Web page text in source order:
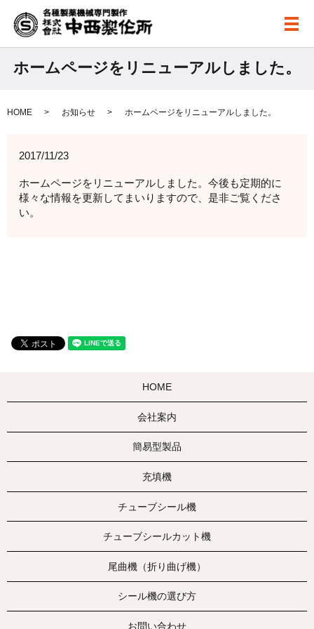
メ
ホームページをリニューアルしました。
HOME お知らせ ホームページをリニューアルしました。
2017/11/23
ホームページをリニューアルしました。今後も定期的に
様々な情報を更新してまいりますので、是非ご覧くださ
い。
HOME
会社案内
簡易型製品
充填機
チューブシール機
チューブシールカット機
尾曲機（折り曲げ機）
シール機の選び方
お問い合わせ